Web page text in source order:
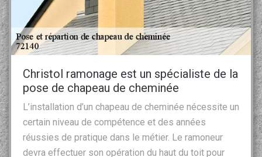
Christol ramonage est un spécialiste de la
pose de chapeau de cheminée
L’installation d’un chapeau de cheminée nécessite un
certain niveau de compétence et des années
réussies de pratique dans le métier. Le ramoneur
devra effectuer son opération du haut du toit pour